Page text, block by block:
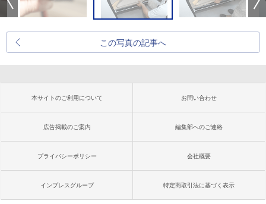
この写真の記事へ
本サイトのご利用について お問い合わせ
広告掲載のご案内 編集部へのご連絡
プライバシーポリシー 会社概要
インプレスグループ 特定商取引法に基づく表示